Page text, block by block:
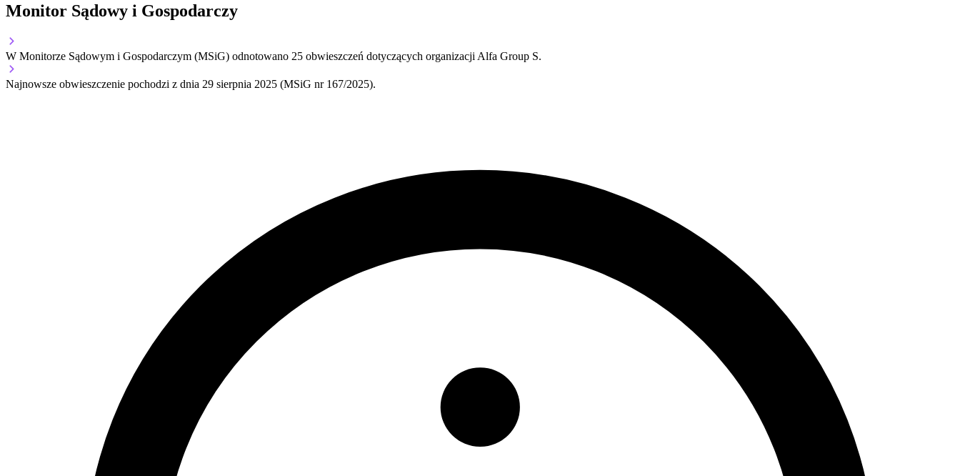
Monitor Sądowy i Gospodarczy
W Monitorze Sądowym i Gospodarczym (MSiG) odnotowano 25 obwieszczeń dotyczących organizacji Alfa Group S.
Najnowsze obwieszczenie pochodzi z dnia 29 sierpnia 2025 (MSiG nr 167/2025).